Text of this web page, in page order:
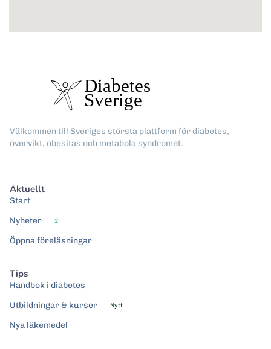
Välkommen till Sveriges största plattform för diabetes,
övervikt, obesitas och metabola syndromet.
Aktuellt
Start
Nyheter
2
Öppna föreläsningar
Tips
Handbok i diabetes
Utbildningar & kurser
Nytt
Nya läkemedel